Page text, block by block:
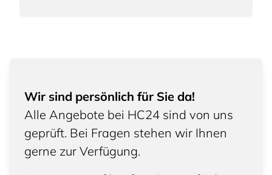
Wir sind persönlich für Sie da!
Alle Angebote bei HC24 sind von uns
geprüft. Bei Fragen stehen wir Ihnen
gerne zur Verfügung.